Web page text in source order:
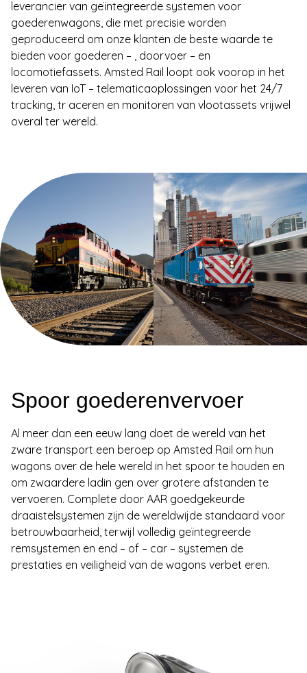
leverancier van geïntegreerde systemen voor
goederenwagons, die met precisie worden
geproduceerd om onze klanten de beste waarde te
bieden voor goederen – , doorvoer – en
locomotiefassets. Amsted Rail loopt ook voorop in het
leveren van IoT – telematicaoplossingen voor het 24/7
tracking, tr aceren en monitoren van vlootassets vrijwel
overal ter wereld.
Spoor goederenvervoer
Al meer dan een eeuw lang doet de wereld van het
zware transport een beroep op Amsted Rail om hun
wagons over de hele wereld in het spoor te houden en
om zwaardere ladin gen over grotere afstanden te
vervoeren. Complete door AAR goedgekeurde
draaistelsystemen zijn de wereldwijde standaard voor
betrouwbaarheid, terwijl volledig geïntegreerde
remsystemen en end – of – car – systemen de
prestaties en veiligheid van de wagons verbet eren.